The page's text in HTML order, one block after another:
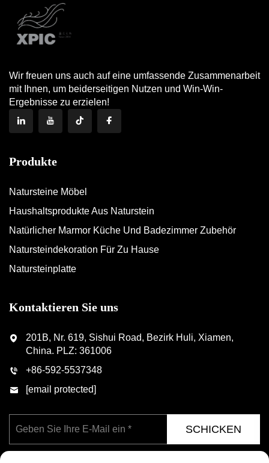
Wir freuen uns auch auf eine umfassende Zusammenarbeit
mit Ihnen, um beiderseitigen Nutzen und Win-Win-
Ergebnisse zu erzielen!
Produkte
Natursteine Möbel
Haushaltsprodukte Aus Naturstein
Natürlicher Marmor Küche Und Badezimmer Zubehör
Natursteindekoration Für Zu Hause
Natursteinplatte
Kontaktieren Sie uns
201B, Nr. 619, Sishui Road, Bezirk Huli, Xiamen,
China. PLZ: 361006
+86-592-5537348
[email protected]
SCHICKEN